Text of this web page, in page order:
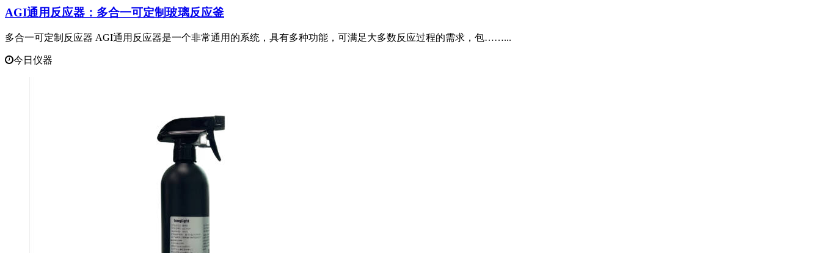
AGI通用反应器：多合一可定制玻璃反应釜
多合一可定制反应器 AGI通用反应器是一个非常通用的系统，具有多种功能，可满足大多数反应过程的需求，包……...
今日仪器